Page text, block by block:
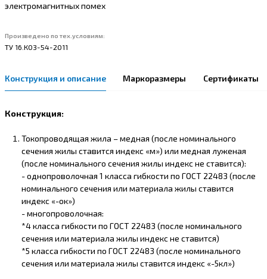
электромагнитных помех
Произведено по тех.условиям:
ТУ 16.К03-54-2011
Конструкция и описание Маркоразмеры Сертификаты
Конструкция:
Токопроводящая жила – медная (после номинального
сечения жилы ставится индекс «м») или медная луженая
(после номинального сечения жилы индекс не ставится):
- однопроволочная 1 класса гибкости по ГОСТ 22483 (после
номинального сечения или материала жилы ставится
индекс «-ок»)
- многопроволочная:
*4 класса гибкости по ГОСТ 22483 (после номинального
сечения или материала жилы индекс не ставится)
*5 класса гибкости по ГОСТ 22483 (после номинального
сечения или материала жилы ставится индекс «-5кл»)